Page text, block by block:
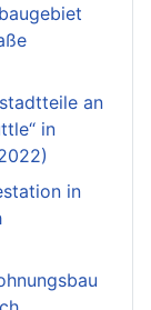
an
in
in